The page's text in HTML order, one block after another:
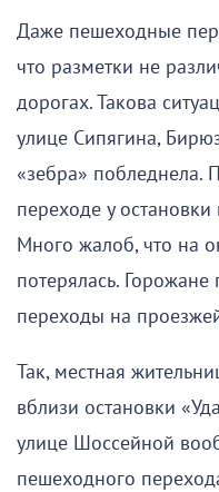
Даже пешеходные
что разметки не
дорогах. Такова
улице Сипягина,
«зебра» побледнела.
переходе у
Много жалоб, что на
потерялась. Горожане
переходы на
Так, местная
вблизи остановки
улице Шоссейной
пешеходного